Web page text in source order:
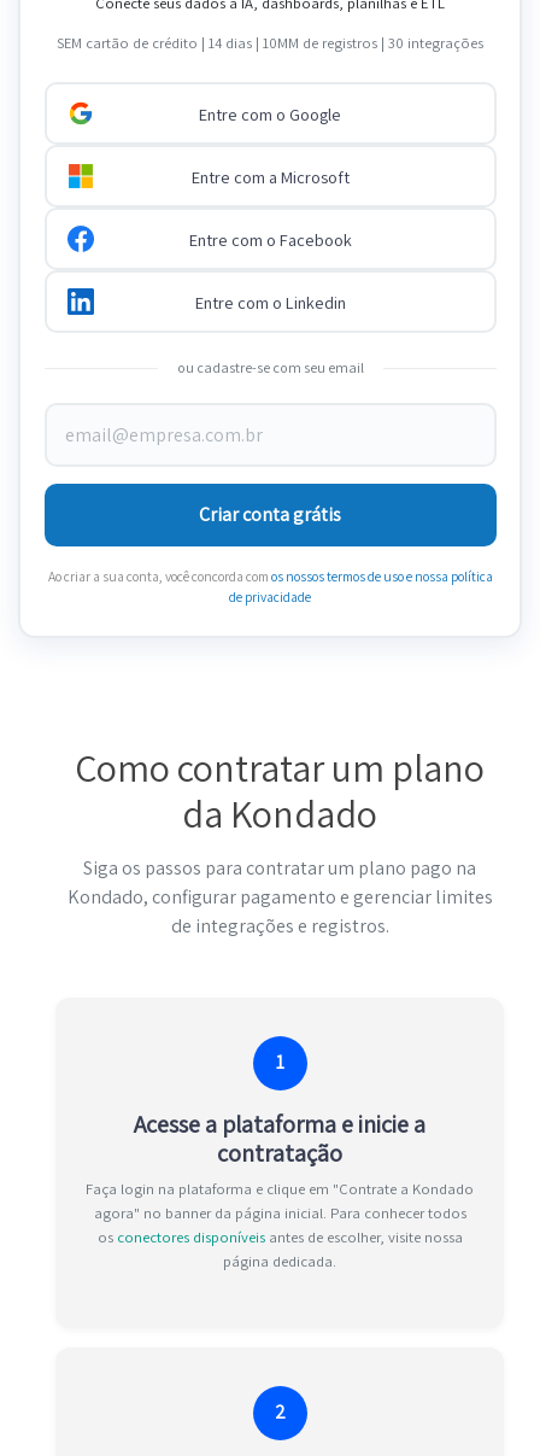
SEM cartão de crédito | 14 dias | 10MM de registros | 30 integrações
Entre com o Google
Entre com a Microsoft
Entre com o Facebook
Entre com o Linkedin
ou cadastre-se com seu email
Criar conta grátis
Ao criar a sua conta, você concorda com os nossos termos de usoe nossa política
de privacidade
Como contratar um plano
da Kondado
Siga os passos para contratar um plano pago na
Kondado, configurar pagamento e gerenciar limites
de integrações e registros.
1
Acesse a plataforma e inicie a
contratação
Faça login na plataforma e clique em "Contrate a Kondado
agora" no banner da página inicial. Para conhecer todos
os conectores disponíveisantes de escolher, visite nossa
página dedicada.
2